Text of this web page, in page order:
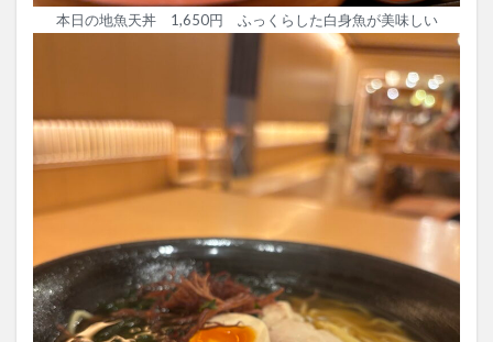
本日の地魚天丼 1,650円 ふっくらした白身魚が美味しい